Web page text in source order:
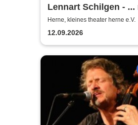
Lennart Schilgen - ...
nichts! Lieder vom
und Schleifen lassen
Herne, kleines theater herne e.V.
12.09.2026